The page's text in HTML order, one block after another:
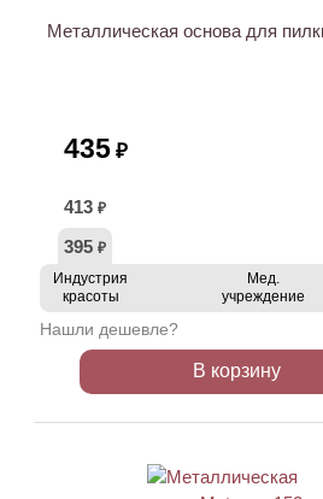
Металлическая основа для
435 ₽
413 ₽
395 ₽
Индустрия
красоты
Мед.
учреждение
Нашли дешевле?
В корзину